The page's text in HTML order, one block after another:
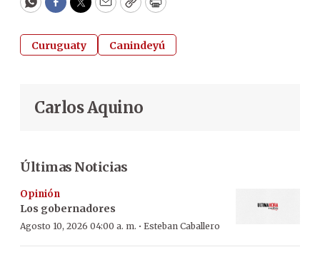
WhatsApp
Facebook
Twitter
EmailCopyPrint
Curuguaty Canindeyú
Carlos Aquino
Últimas Noticias
Opinión
Los gobernadores
Agosto 10, 2026 04:00 a. m. · Esteban Caballero